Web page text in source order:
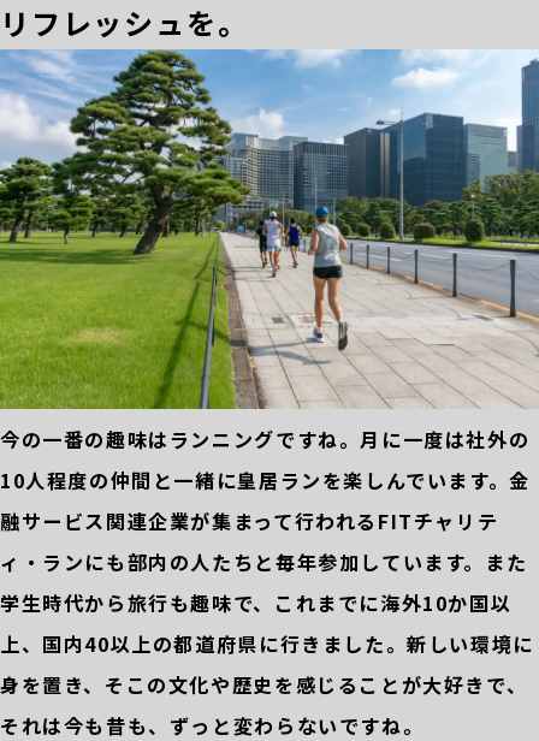
リフレッシュを。
今の一番の趣味はランニングですね。月に一度は社外の
10人程度の仲間と一緒に皇居ランを楽しんでいます。金
融サービス関連企業が集まって行われるFITチャリテ
ィ・ランにも部内の人たちと毎年参加しています。また
学生時代から旅行も趣味で、これまでに海外10か国以
上、国内40以上の都道府県に行きました。新しい環境に
身を置き、そこの文化や歴史を感じることが大好きで、
それは今も昔も、ずっと変わらないですね。